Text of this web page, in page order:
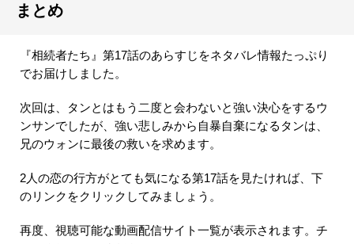
まとめ
『相続者たち』第17話のあらすじをネタバレ情報たっぷり
でお届けしました。
次回は、タンとはもう二度と会わないと強い決心をするウ
ンサンでしたが、強い悲しみから自暴自棄になるタンは、
兄のウォンに最後の救いを求めます。
2人の恋の行方がとても気になる第17話を見たければ、下
のリンクをクリックしてみましょう。
再度、視聴可能な動画配信サイト一覧が表示されます。チ